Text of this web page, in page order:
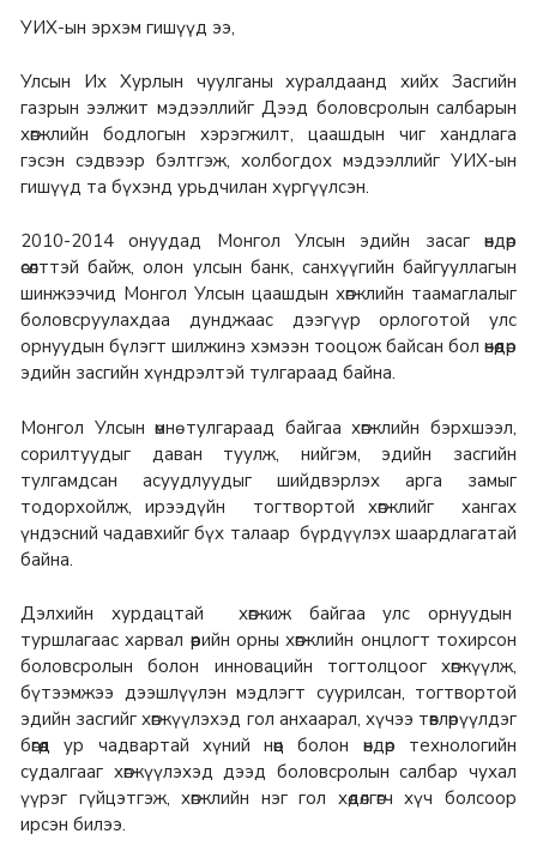
УИХ-ын эрхэм гишүүд ээ,
Улсын Их Хурлын чуулганы хуралдаанд хийх Засгийн
газрын ээлжит мэдээллийг Дээд боловсролын салбарын
хөгжлийн бодлогын хэрэгжилт, цаашдын чиг хандлага
гэсэн сэдвээр бэлтгэж, холбогдох мэдээллийг УИХ-ын
гишүүд та бүхэнд урьдчилан хүргүүлсэн.
2010-2014 онуудад Монгол Улсын эдийн засаг өндөр
өсөлттэй байж, олон улсын банк, санхүүгийн байгууллагын
шинжээчид Монгол Улсын цаашдын хөгжлийн таамаглалыг
боловсруулахдаа дунджаас дээгүүр орлоготой улс
орнуудын бүлэгт шилжинэ хэмээн тооцож байсан бол өнөөдөр
эдийн засгийн хүндрэлтэй тулгараад байна.
Монгол Улсын өмнө тулгараад байгаа хөгжлийн бэрхшээл,
сорилтуудыг даван туулж, нийгэм, эдийн засгийн
тулгамдсан асуудлуудыг шийдвэрлэх арга замыг
тодорхойлж, ирээдүйн тогтвортой хөгжлийг хангах
үндэсний чадавхийг бүх талаар бүрдүүлэх шаардлагатай
байна.
Дэлхийн хурдацтай хөгжиж байгаа улс орнуудын
туршлагаас харвал өөрийн орны хөгжлийн онцлогт тохирсон
боловсролын болон инновацийн тогтолцоог хөгжүүлж,
бүтээмжээ дээшлүүлэн мэдлэгт суурилсан, тогтвортой
эдийн засгийг хөгжүүлэхэд гол анхаарал, хүчээ төвлөрүүлдэг
бөгөөд ур чадвартай хүний нөөц болон өндөр технологийн
судалгааг хөгжүүлэхэд дээд боловсролын салбар чухал
үүрэг гүйцэтгэж, хөгжлийн нэг гол хөдөлгөгч хүч болсоор
ирсэн билээ.